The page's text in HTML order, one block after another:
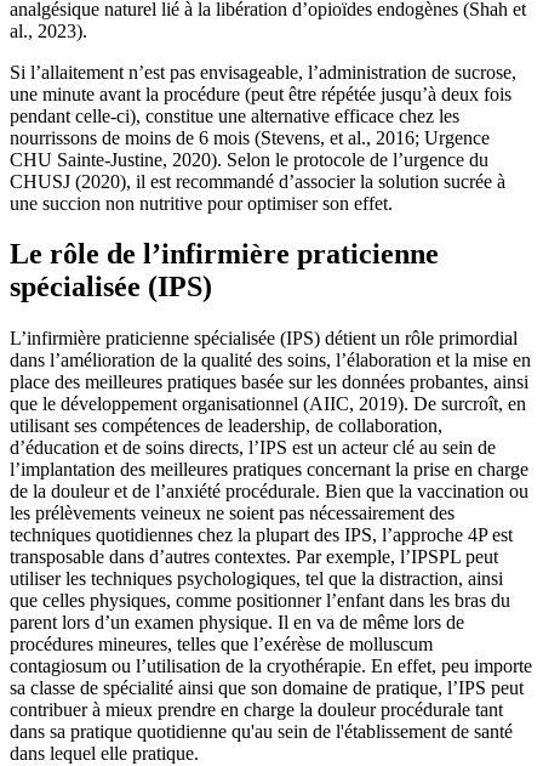
analgésique naturel lié à la libération d’opioïdes endogènes (Shah et
al., 2023).
Si l’allaitement n’est pas envisageable, l’administration de sucrose,
une minute avant la procédure (peut être répétée jusqu’à deux fois
pendant celle-ci), constitue une alternative efficace chez les
nourrissons de moins de 6 mois (Stevens, et al., 2016; Urgence
CHU Sainte-Justine, 2020). Selon le protocole de l’urgence du
CHUSJ (2020), il est recommandé d’associer la solution sucrée à
une succion non nutritive pour optimiser son effet.
Le rôle de l’infirmière praticienne
spécialisée (IPS)
L’infirmière praticienne spécialisée (IPS) détient un rôle primordial
dans l’amélioration de la qualité des soins, l’élaboration et la mise en
place des meilleures pratiques basée sur les données probantes, ainsi
que le développement organisationnel (AIIC, 2019). De surcroît, en
utilisant ses compétences de leadership, de collaboration,
d’éducation et de soins directs, l’IPS est un acteur clé au sein de
l’implantation des meilleures pratiques concernant la prise en charge
de la douleur et de l’anxiété procédurale. Bien que la vaccination ou
les prélèvements veineux ne soient pas nécessairement des
techniques quotidiennes chez la plupart des IPS, l’approche 4P est
transposable dans d’autres contextes. Par exemple, l’IPSPL peut
utiliser les techniques psychologiques, tel que la distraction, ainsi
que celles physiques, comme positionner l’enfant dans les bras du
parent lors d’un examen physique. Il en va de même lors de
procédures mineures, telles que l’exérèse de molluscum
contagiosum ou l’utilisation de la cryothérapie. En effet, peu importe
sa classe de spécialité ainsi que son domaine de pratique, l’IPS peut
contribuer à mieux prendre en charge la douleur procédurale tant
dans sa pratique quotidienne qu'au sein de l'établissement de santé
dans lequel elle pratique.